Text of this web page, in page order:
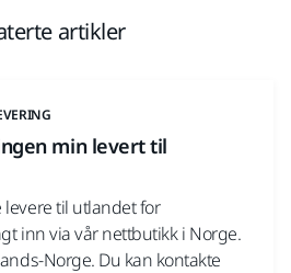
artikler
min levert til
levere til utlandet for
inn via vår nettbutikk i Norge.
Norge. Du kan kontakte